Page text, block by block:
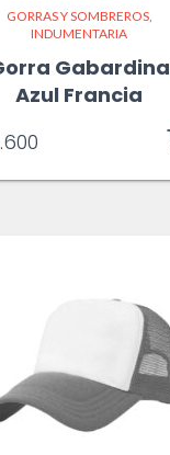
GORRAS Y SOMBREROS
INDUMENTARIA
Gabardina
Azul Francia